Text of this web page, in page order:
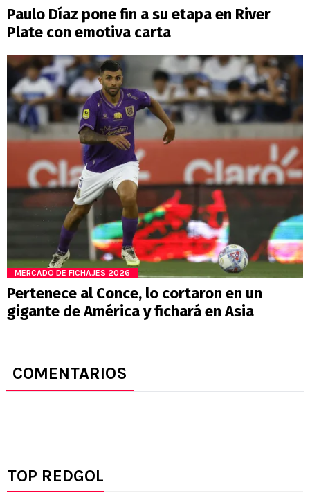
Paulo Díaz pone fin a su etapa en River
Plate con emotiva carta
MERCADO DE FICHAJES 2026
Pertenece al Conce, lo cortaron en un
gigante de América y fichará en Asia
COMENTARIOS
TOP REDGOL